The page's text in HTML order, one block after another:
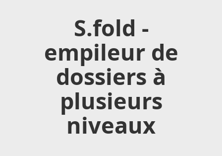
S.fold -
empileur de
dossiers à
plusieurs
niveaux